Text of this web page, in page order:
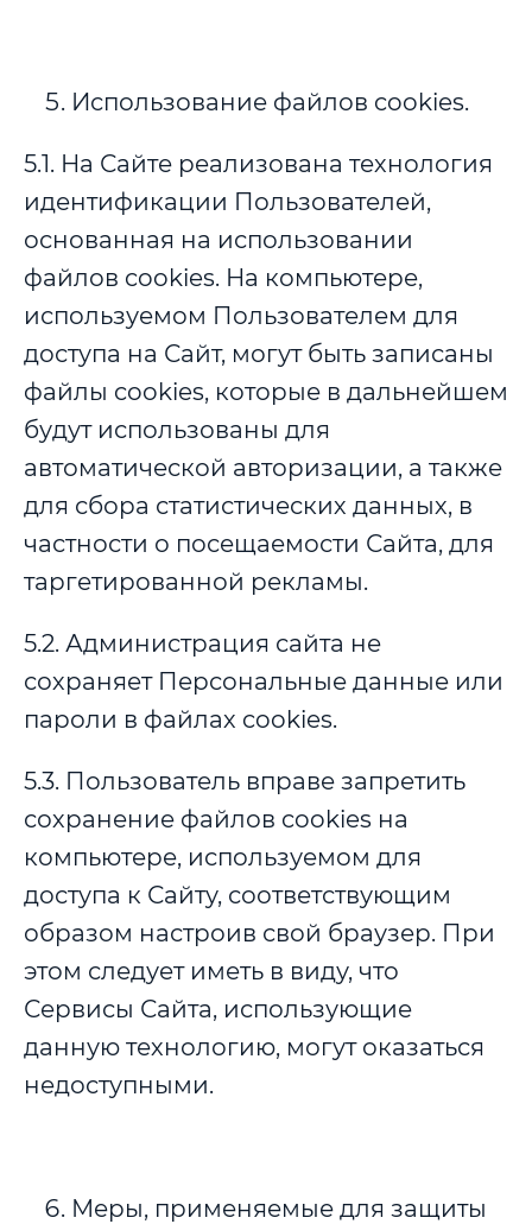
Использование файлов cookies.
5.1. На Сайте реализована технология
идентификации Пользователей,
основанная на использовании
файлов cookies. На компьютере,
используемом Пользователем для
доступа на Сайт, могут быть записаны
файлы cookies, которые в дальнейшем
будут использованы для
автоматической авторизации, а также
для сбора статистических данных, в
частности о посещаемости Сайта, для
таргетированной рекламы.
5.2. Администрация сайта не
сохраняет Персональные данные или
пароли в файлах cookies.
5.3. Пользователь вправе запретить
сохранение файлов cookies на
компьютере, используемом для
доступа к Сайту, соответствующим
образом настроив свой браузер. При
этом следует иметь в виду, что
Сервисы Сайта, использующие
данную технологию, могут оказаться
недоступными.
Меры, применяемые для защиты